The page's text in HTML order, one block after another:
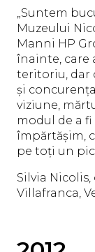
„Suntem
Muzeului
Manni HP
înainte, care
teritoriu, dar
și
viziune,
modul de a
împărtășim,
pe toți un
Silvia
Villafranca,